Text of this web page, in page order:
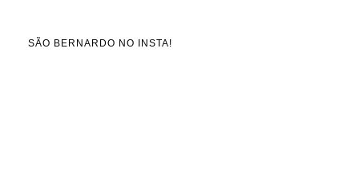
SÃO BERNARDO NO INSTA!